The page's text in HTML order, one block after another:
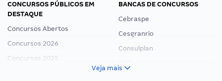
CONCURSOS PÚBLICOS EM
DESTAQUE
Concursos Abertos
Concursos 2026
Concursos 2025
BANCAS DE CONCURSOS
Cebraspe
Cesgranrio
Consulplan
Veja mais